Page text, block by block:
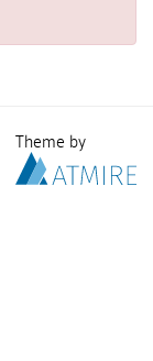
Theme by